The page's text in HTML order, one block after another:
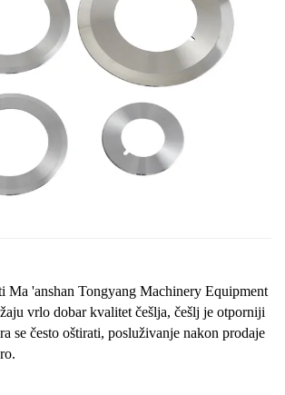
Ma 'anshan Tongyang Machinery Equipment
vrlo dobar kvalitet češlja, češlj je otporniji
se često oštirati, posluživanje nakon prodaje